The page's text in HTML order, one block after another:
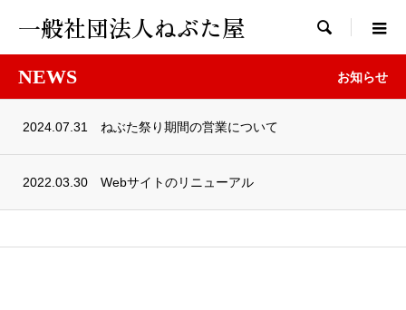
一般社団法人ねぶた屋 
NEWS お知らせ
2024.07.31 ねぶた祭り期間の営業について
2022.03.30 Webサイトのリニューアル